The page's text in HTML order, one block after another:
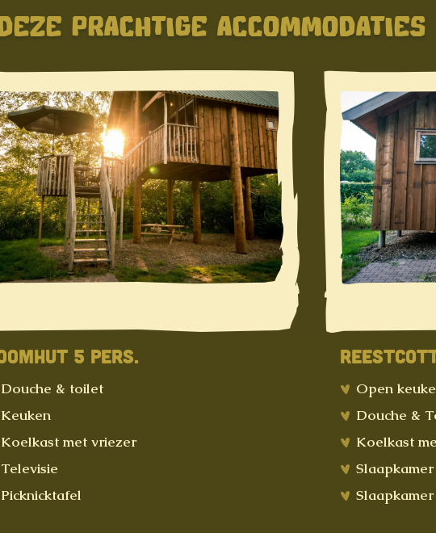
PRACHTIGE ACCOMMODATIES
5 PERS.
Douche & toilet
Keuken
Koelkast met vriezer
Televisie
Picknicktafel
Open
Douche &
Koelkast